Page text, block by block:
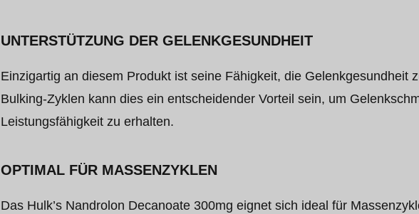
UNTERSTÜTZUNG DER GELENKGESUNDHEIT
Einzigartig an diesem Produkt ist seine Fähigkeit, die Gelenkgesundheit
Bulking-Zyklen kann dies ein entscheidender Vorteil sein, um
Leistungsfähigkeit zu erhalten.
OPTIMAL FÜR MASSENZYKLEN
Das Hulk’s Nandrolon Decanoate 300mg eignet sich ideal für